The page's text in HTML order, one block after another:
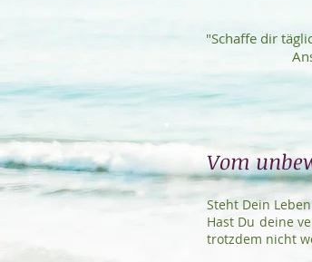
Vom
Steht Dein
Hast Du deine
trotzdem nicht
"Schaffe dir